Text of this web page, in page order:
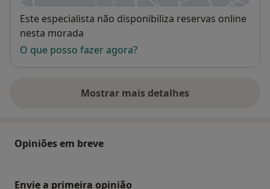
Disponibilidade
Este especialista não disponibiliza reservas online
nesta morada
O que posso fazer agora?
Mostrar mais detalhes
sobre o endereço
Opiniões em breve
Envie a primeira opinião